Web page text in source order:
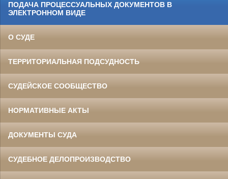
ПОДАЧА ПРОЦЕССУАЛЬНЫХ ДОКУМЕНТОВ В
ЭЛЕКТРОННОМ ВИДЕ
О СУДЕ
ТЕРРИТОРИАЛЬНАЯ ПОДСУДНОСТЬ
СУДЕЙСКОЕ СООБЩЕСТВО
НОРМАТИВНЫЕ АКТЫ
ДОКУМЕНТЫ СУДА
СУДЕБНОЕ ДЕЛОПРОИЗВОДСТВО